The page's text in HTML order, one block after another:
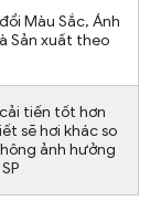
Màu Sắc, Ánh
Sản xuất theo
tiến tốt hơn
sẽ hơi khác so
ảnh hưởng